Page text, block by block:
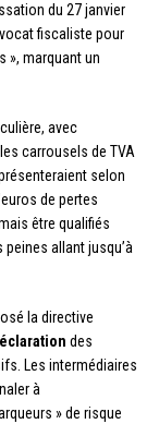
du 27 janvier
fiscaliste pour
», marquant un
avec
carrousels de TVA
selon
de pertes
être qualifiés
allant jusqu’à
la directive
des
Les intermédiaires
à
» de risque